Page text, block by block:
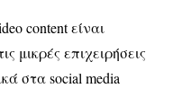
content είναι
μικρές επιχειρήσεις
στα social media